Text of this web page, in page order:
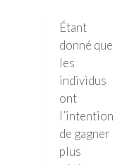
Étant
donné que
les
individus
ont
l’intention
de gagner
plus